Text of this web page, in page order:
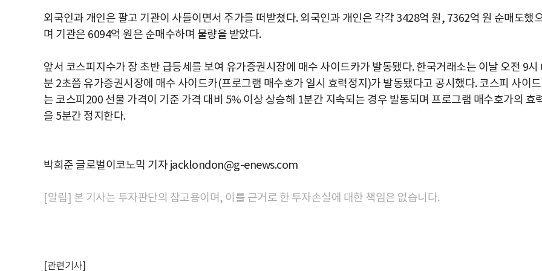
외국인과 개인은 팔고 기관이 사들이면서 주가를 떠받쳤다. 외국인과 개인은 각각 3428억 원, 7362억 원 순매도했
며 기관은 6094억 원은 순매수하며 물량을 받았다.
앞서 코스피지수가 장 초반 급등세를 보여 유가증권시장에 매수 사이드카가 발동됐다. 한국거래소는 이날 오전 9시
분 2초쯤 유가증권시장에 매수 사이드카(프로그램 매수호가 일시 효력정지)가 발동됐다고 공시했다. 코스피 사이
는 코스피200 선물 가격이 기준 가격 대비 5% 이상 상승해 1분간 지속되는 경우 발동되며 프로그램 매수호가의 효
을 5분간 정지한다.
박희준 글로벌이코노믹 기자 jacklondon@g-enews.com
[알림] 본 기사는 투자판단의 참고용이며, 이를 근거로 한 투자손실에 대한 책임은 없습니다.
[관련기사]